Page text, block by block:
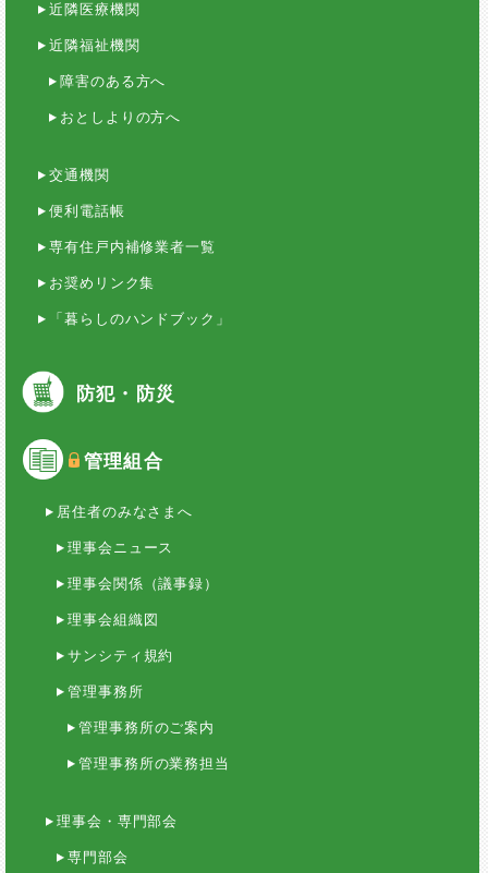
近隣医療機関
近隣福祉機関
障害のある方へ
おとしよりの方へ
交通機関
便利電話帳
専有住戸内補修業者一覧
お奨めリンク集
「暮らしのハンドブック」
防犯・防災
管理組合
居住者のみなさまへ
理事会ニュース
理事会関係（議事録）
理事会組織図
サンシティ規約
管理事務所
管理事務所のご案内
管理事務所の業務担当
理事会・専門部会
専門部会